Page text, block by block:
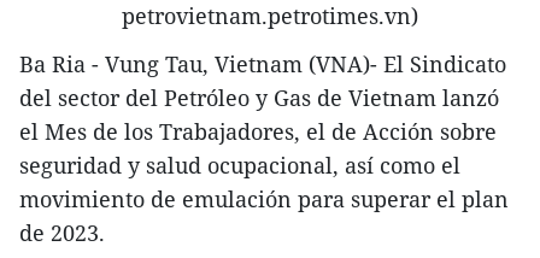
petrovietnam.petrotimes.vn)
Ba Ria - Vung Tau, Vietnam (VNA)- El Sindicato
del sector del Petróleo y Gas de Vietnam lanzó
el Mes de los Trabajadores, el de Acción sobre
seguridad y salud ocupacional, así como el
movimiento de emulación para superar el plan
de 2023.